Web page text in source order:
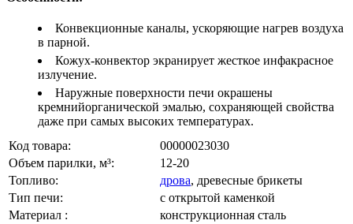
Конвекционные каналы, ускоряющие нагрев воздуха
в парной.
Кожух-конвектор экранирует жесткое инфакрасное
излучение.
Наружные поверхности печи окрашены
кремнийорганической эмалью, сохраняющей свойства
даже при самых высоких температурах.
Код товара:
00000023030
Объем парилки, м³:
12-20
Топливо:
дрова, древесные брикеты
Тип печи:
с открытой каменкой
Материал :
конструкционная сталь